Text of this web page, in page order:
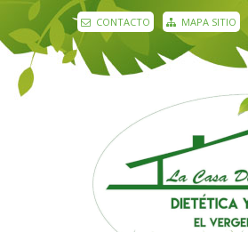
CONTACTO MAPA SITIO